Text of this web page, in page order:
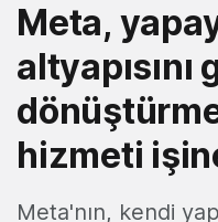
Meta,
altyapısını
hizmeti
Meta'nın, kendi